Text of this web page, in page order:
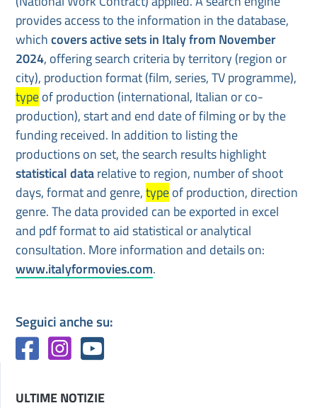
provides access to the information in the database,
whichcovers active sets in Italy from November
2024, offering search criteria by territory (region or
city), production format (film, series, TV programme),
typeof production (international, Italian or co-
production), start and end date of filming or by the
funding received. In addition to listing the
productions on set, the search results highlight
statistical datarelative to region, number of shoot
days, format and genre,typeof production, direction
genre. The data provided can be exported in excel
and pdf format to aid statistical or analytical
consultation. More information and details on:
www.italyformovies.com.
Seguici anche su:
ULTIME NOTIZIE